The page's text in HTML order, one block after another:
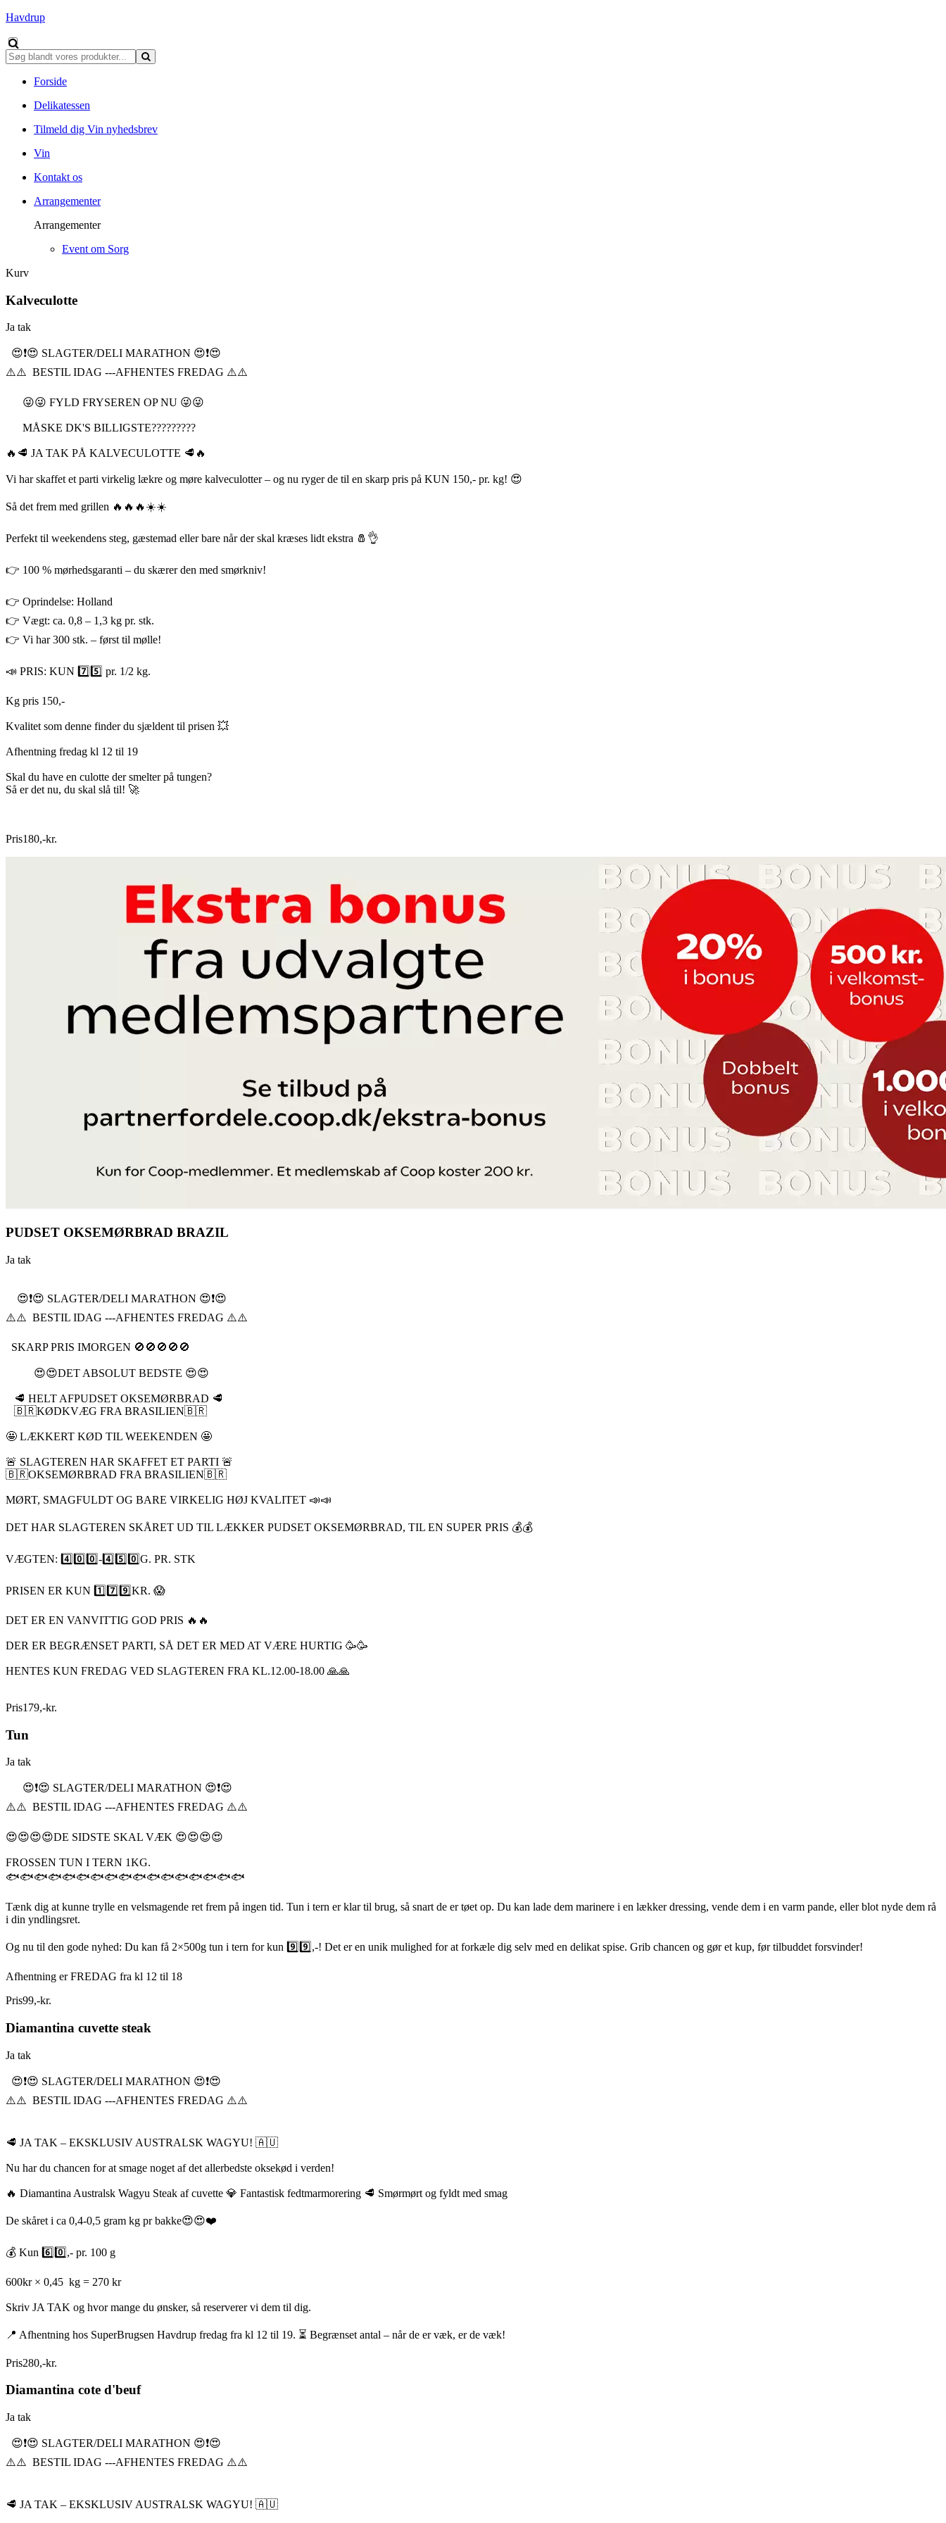
Havdrup
Forside
Delikatessen
Tilmeld dig Vin nyhedsbrev
Vin
Kontakt os
Arrangementer
Arrangementer
Event om Sorg
Kurv
Kalveculotte
Ja tak
😍❗️😍 SLAGTER/DELI MARATHON 😍❗️😍
⚠️⚠️ BESTIL IDAG ---AFHENTES FREDAG ⚠️⚠️
😜😜 FYLD FRYSEREN OP NU 😜😜
MÅSKE DK'S BILLIGSTE?????????
🔥🥩 JA TAK PÅ KALVECULOTTE 🥩🔥
Vi har skaffet et parti virkelig lækre og møre kalveculotter – og nu ryger de til en skarp pris på KUN 150,- pr. kg! 😍
Så det frem med grillen 🔥🔥🔥☀️☀️
Perfekt til weekendens steg, gæstemad eller bare når der skal kræses lidt ekstra 🧂👌
👉 100 % mørhedsgaranti – du skærer den med smørkniv!
👉 Oprindelse: Holland
👉 Vægt: ca. 0,8 – 1,3 kg pr. stk.
👉 Vi har 300 stk. – først til mølle!
📣 PRIS: KUN 7️⃣5️⃣ pr. 1/2 kg.
Kg pris 150,-
Kvalitet som denne finder du sjældent til prisen 💥
Afhentning fredag kl 12 til 19
Skal du have en culotte der smelter på tungen?
Så er det nu, du skal slå til! 🚀
Pris180,-kr.
PUDSET OKSEMØRBRAD BRAZIL
Ja tak
😍❗️😍 SLAGTER/DELI MARATHON 😍❗️😍
⚠️⚠️ BESTIL IDAG ---AFHENTES FREDAG ⚠️⚠️
SKARP PRIS IMORGEN 🚫🚫🚫🚫🚫
😍😍DET ABSOLUT BEDSTE 😍😍
🥩 HELT AFPUDSET OKSEMØRBRAD 🥩
🇧🇷KØDKVÆG FRA BRASILIEN🇧🇷
🤩 LÆKKERT KØD TIL WEEKENDEN 🤩
🚨 SLAGTEREN HAR SKAFFET ET PARTI 🚨
🇧🇷OKSEMØRBRAD FRA BRASILIEN🇧🇷
MØRT, SMAGFULDT OG BARE VIRKELIG HØJ KVALITET 📣📣
DET HAR SLAGTEREN SKÅRET UD TIL LÆKKER PUDSET OKSEMØRBRAD, TIL EN SUPER PRIS 💰💰
VÆGTEN: 4️⃣0️⃣0️⃣-4️⃣5️⃣0️⃣G. PR. STK
PRISEN ER KUN 1️⃣7️⃣9️⃣KR. 😱
DET ER EN VANVITTIG GOD PRIS 🔥🔥
DER ER BEGRÆNSET PARTI, SÅ DET ER MED AT VÆRE HURTIG 🥳🥳
HENTES KUN FREDAG VED SLAGTEREN FRA KL.12.00-18.00 🙏🙏
Pris179,-kr.
Tun
Ja tak
😍❗️😍 SLAGTER/DELI MARATHON 😍❗️😍
⚠️⚠️ BESTIL IDAG ---AFHENTES FREDAG ⚠️⚠️
😍😍😍😍DE SIDSTE SKAL VÆK 😍😍😍😍
FROSSEN TUN I TERN 1KG.
🐟🐟🐟🐟🐟🐟🐟🐟🐟🐟🐟🐟🐟🐟🐟🐟🐟
Tænk dig at kunne trylle en velsmagende ret frem på ingen tid. Tun i tern er klar til brug, så snart de er tøet op. Du kan lade dem marinere i en lækker dressing, vende dem i en varm pande, eller blot nyde dem rå
i din yndlingsret.
Og nu til den gode nyhed: Du kan få 2×500g tun i tern for kun 9️⃣9️⃣,-! Det er en unik mulighed for at forkæle dig selv med en delikat spise. Grib chancen og gør et kup, før tilbuddet forsvinder!
Afhentning er FREDAG fra kl 12 til 18
Pris99,-kr.
Diamantina cuvette steak
Ja tak
😍❗️😍 SLAGTER/DELI MARATHON 😍❗️😍
⚠️⚠️ BESTIL IDAG ---AFHENTES FREDAG ⚠️⚠️
🥩 JA TAK – EKSKLUSIV AUSTRALSK WAGYU! 🇦🇺
Nu har du chancen for at smage noget af det allerbedste oksekød i verden!
🔥 Diamantina Australsk Wagyu Steak af cuvette 💎 Fantastisk fedtmarmorering 🥩 Smørmørt og fyldt med smag
De skåret i ca 0,4-0,5 gram kg pr bakke😍😍❤️
💰 Kun 6️⃣0️⃣,- pr. 100 g
600kr × 0,45 kg = 270 kr
Skriv JA TAK og hvor mange du ønsker, så reserverer vi dem til dig.
📍 Afhentning hos SuperBrugsen Havdrup fredag fra kl 12 til 19. ⏳ Begrænset antal – når de er væk, er de væk!
Pris280,-kr.
Diamantina cote d'beuf
Ja tak
😍❗️😍 SLAGTER/DELI MARATHON 😍❗️😍
⚠️⚠️ BESTIL IDAG ---AFHENTES FREDAG ⚠️⚠️
🥩 JA TAK – EKSKLUSIV AUSTRALSK WAGYU! 🇦🇺